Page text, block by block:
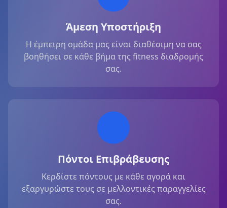
Άμεση Υποστήριξη
Η έμπειρη ομάδα μας είναι διαθέσιμη να σας
βοηθήσει σε κάθε βήμα της fitness διαδρομής
σας.
Πόντοι Επιβράβευσης
Κερδίστε πόντους με κάθε αγορά και
εξαργυρώστε τους σε μελλοντικές παραγγελίες
σας.